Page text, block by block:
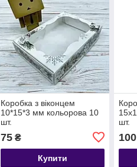
Коробка з віконцем
10*15*3 мм кольорова 10
шт.
75₴
Купити
шт.
100